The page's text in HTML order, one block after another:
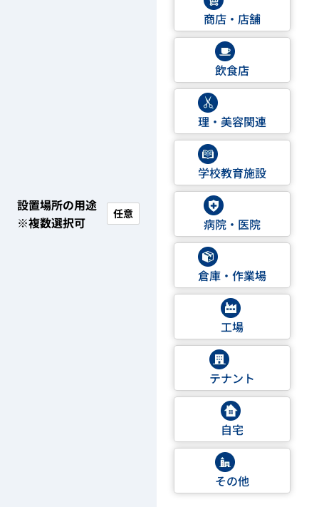
設置場所の用途
※複数選択可
任意
商店・店舗
飲食店
理・美容関連
学校教育施設
病院・医院
倉庫・作業場
工場
テナント
自宅
その他